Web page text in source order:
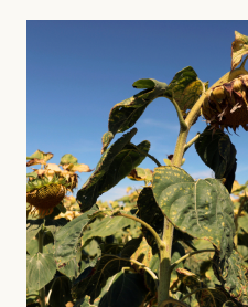
Jonas Lundström
Publicerad24 July, 2026
#23/2026
är
Jesper Lundby
Publicerad15 July, 2026
Uppdaterad15 July, 2026